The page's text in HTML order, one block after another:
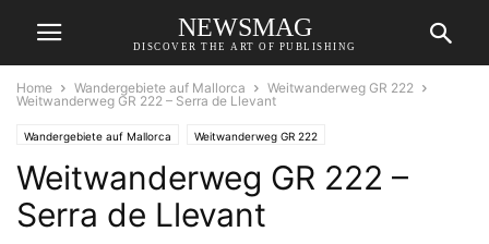
NEWSMAG
DISCOVER THE ART OF PUBLISHING
Home Wandergebiete auf Mallorca
Weitwanderweg GR 222
Weitwanderweg GR 222 – Serra de Llevant
Wandergebiete auf Mallorca Weitwanderweg GR 222
Weitwanderweg GR 222 –
Serra de Llevant